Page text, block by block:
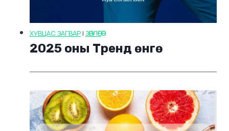
ХУВЦАС ЗАГВАР | ЗӨВЛӨГӨӨ
2025 оны Тренд өнгө